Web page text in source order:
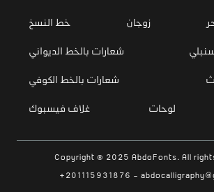
خط النسخ زوجان
شعارات بالخط الديواني
شعارات بالخط الكوفي
غلاف فيسبوك لوحات
Copyright © 2025 AbdoFonts. All
+201115931876 -